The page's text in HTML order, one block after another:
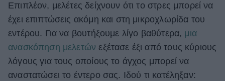
Επιπλέον, μελέτες δείχνουν ότι το στρες μπορεί να
έχει επιπτώσεις ακόμη και στη μικροχλωρίδα του
εντέρου. Για να βουτήξουμε λίγο βαθύτερα, μια
ανασκόπηση μελετών εξέτασε έξι από τους κύριους
λόγους για τους οποίους το άγχος μπορεί να
αναστατώσει το έντερο σας. Ιδού τι κατέληξαν: